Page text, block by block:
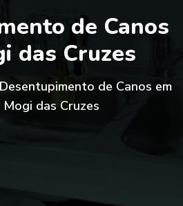
de Canos
das Cruzes
de Canos em
Mogi das Cruzes